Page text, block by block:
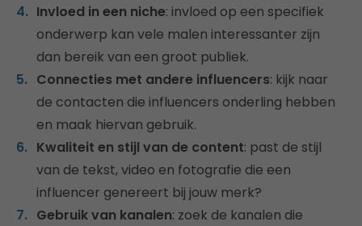
Invloed in een niche: invloed op een specifiek
onderwerp kan vele malen interessanter zijn
dan bereik van een groot publiek.
Connecties met andere influencers: kijk naar
de contacten die influencers onderling hebben
en maak hiervan gebruik.
Kwaliteit en stijl van de content: past de stijl
van de tekst, video en fotografie die een
influencer genereert bij jouw merk?
Gebruik van kanalen: zoek de kanalen die